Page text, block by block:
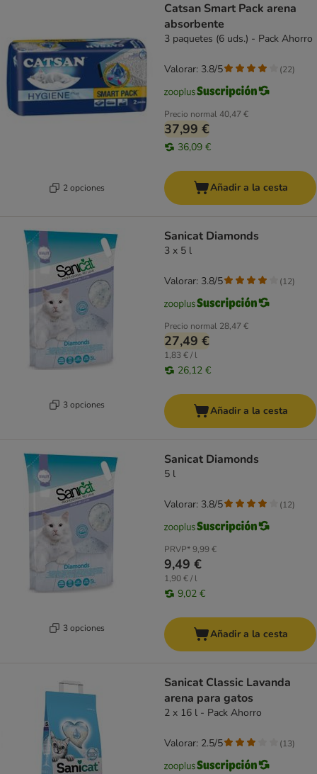
2 opciones
Catsan Smart Pack arena
absorbente
3 paquetes (6 uds.) - Pack Ahorro
Precio normal40,47 €
37,99 €
36,09 €
Valorar: 3.8/5 (22)
Añadir a la cesta
3 opciones
Sanicat Diamonds
3 x 5 l
Precio normal 28,47 €
27,49 €
1,83 € / l
26,12 €
Valorar: 3.8/5 (12)
Añadir a la cesta
3 opciones
Sanicat Diamonds
5 l
PRVP*9,99 €
9,49 €
1,90 € / l
9,02 €
Valorar: 3.8/5 (12)
Añadir a la cesta
Sanicat Classic Lavanda
arena para gatos
2 x 16 l - Pack Ahorro
Valorar: 2.5/5 (13)